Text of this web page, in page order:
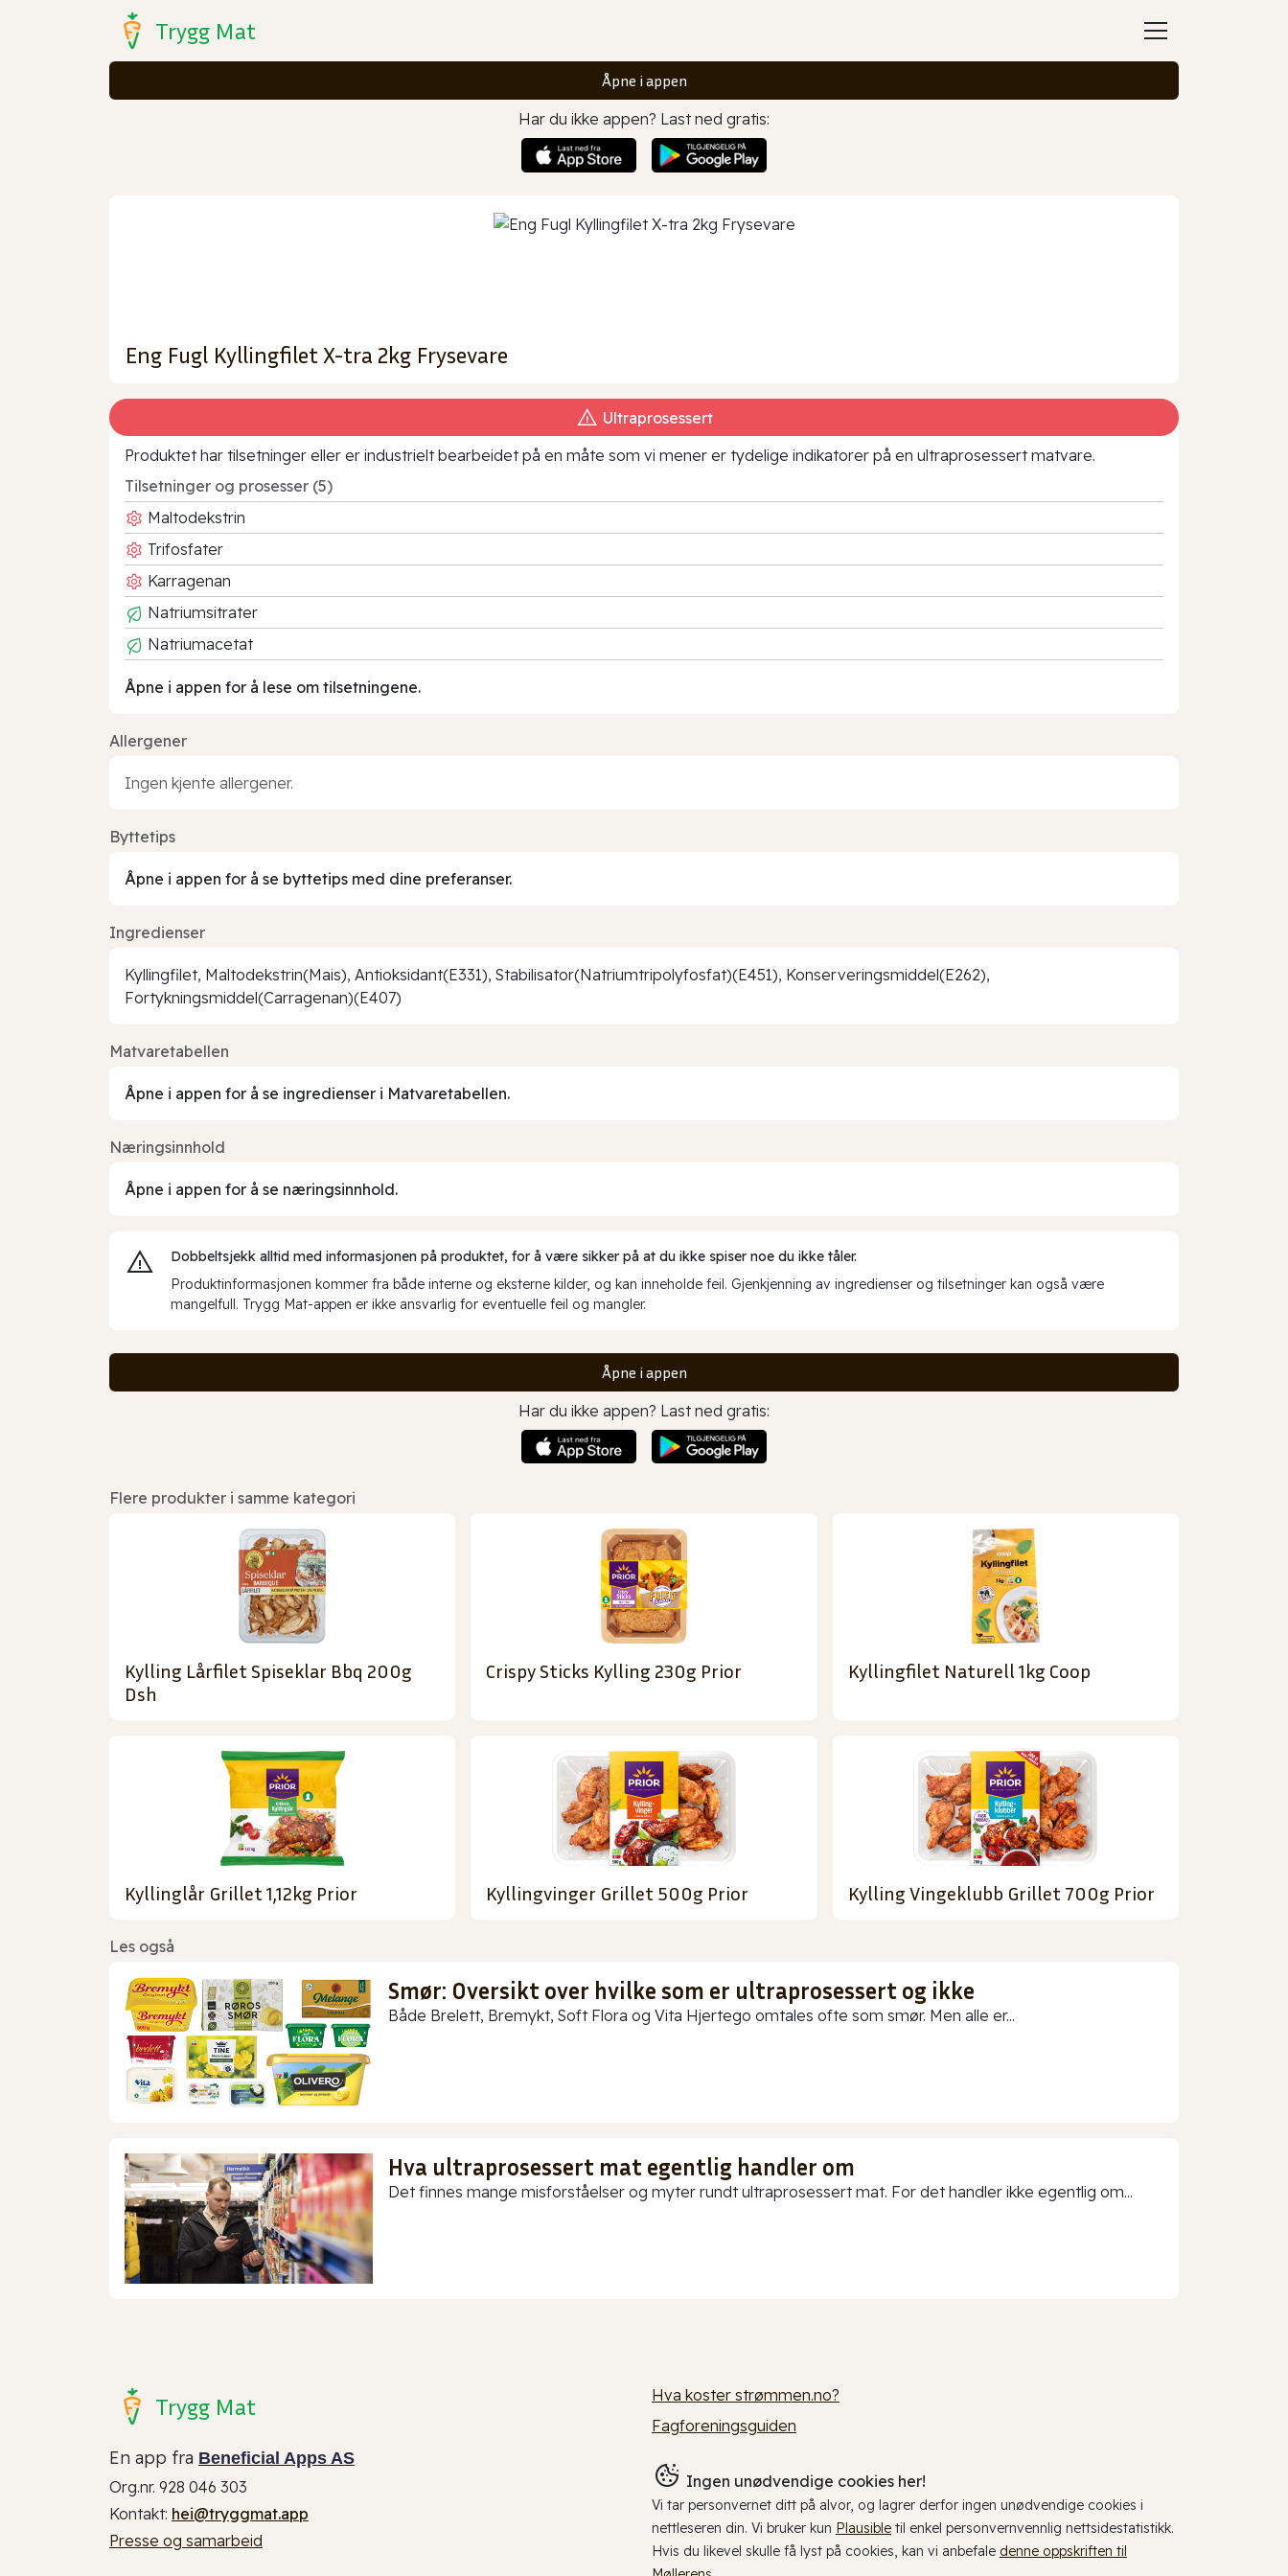
Trygg Mat
Åpne i appen
Har du ikke appen? Last ned gratis:
Eng Fugl Kyllingfilet X-tra 2kg Frysevare
Ultraprosessert
Produktet har tilsetninger eller er industrielt bearbeidet på en måte som vi mener er tydelige indikatorer på en ultraprosessert matvare.
Tilsetninger og prosesser (5)
Maltodekstrin
Trifosfater
Karragenan
Natriumsitrater
Natriumacetat
Åpne i appen for å lese om tilsetningene.
Allergener
Ingen kjente allergener.
Byttetips
Åpne i appen for å se byttetips med dine preferanser.
Ingredienser
Kyllingfilet, Maltodekstrin(Mais), Antioksidant(E331), Stabilisator(Natriumtripolyfosfat)(E451), Konserveringsmiddel(E262),
Fortykningsmiddel(Carragenan)(E407)
Matvaretabellen
Åpne i appen for å se ingredienser i Matvaretabellen.
Næringsinnhold
Åpne i appen for å se næringsinnhold.
Dobbeltsjekk alltid med informasjonen på produktet, for å være sikker på at du ikke spiser noe du ikke tåler.
Produktinformasjonen kommer fra både interne og eksterne kilder, og kan inneholde feil. Gjenkjenning av ingredienser og tilsetninger kan også være
mangelfull. Trygg Mat-appen er ikke ansvarlig for eventuelle feil og mangler.
Åpne i appen
Har du ikke appen? Last ned gratis:
Flere produkter i samme kategori
Kylling Lårfilet Spiseklar Bbq 200g
Dsh
Crispy Sticks Kylling 230g Prior Kyllingfilet Naturell 1kg Coop
Kyllinglår Grillet 1,12kg Prior Kyllingvinger Grillet 500g Prior Kylling Vingeklubb Grillet 700g Prior
Les også
Smør: Oversikt over hvilke som er ultraprosessert og ikke
Både Brelett, Bremykt, Soft Flora og Vita Hjertego omtales ofte som smør. Men alle er...
Hva ultraprosessert mat egentlig handler om
Det finnes mange misforståelser og myter rundt ultraprosessert mat. For det handler ikke egentlig om...
Trygg Mat
En app fra Beneficial Apps AS
Org.nr. 928 046 303
Kontakt: hei@tryggmat.app
Presse og samarbeid
Hva koster strømmen.no?
Fagforeningsguiden
Ingen unødvendige cookies her!
Vi tar personvernet ditt på alvor, og lagrer derfor ingen unødvendige cookies i
nettleseren din. Vi bruker kun Plausible til enkel personvernvennlig nettsidestatistikk.
Hvis du likevel skulle få lyst på cookies, kan vi anbefale denne oppskriften til